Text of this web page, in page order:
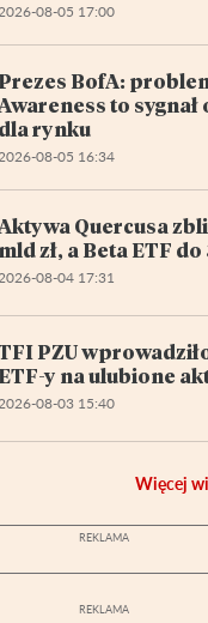
2026-08-05 17:00
Prezes BofA:
Awareness to
dla rynku
2026-08-05 16:34
Aktywa Quercusa
mld zł, a Beta ETF do
2026-08-04 17:31
PZU
ETF-y na ulubione
2026-08-03 15:40
Więcej